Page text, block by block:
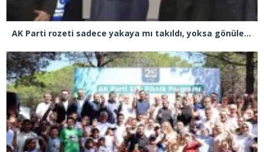
AK Parti rozeti sadece yakaya mı takıldı, yoksa gönüle takılmadı mı?